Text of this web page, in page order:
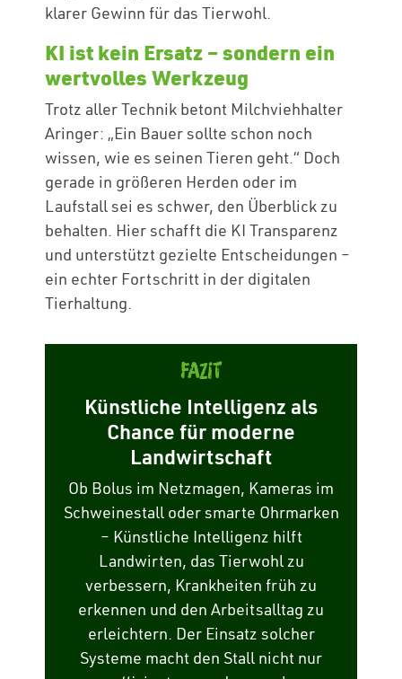
klarer Gewinn für das Tierwohl.
KI ist kein Ersatz – sondern ein
wertvolles Werkzeug
Trotz aller Technik betont Milchviehhalter
Aringer: „Ein Bauer sollte schon noch
wissen, wie es seinen Tieren geht.“ Doch
gerade in größeren Herden oder im
Laufstall sei es schwer, den Überblick zu
behalten. Hier schafft die KI Transparenz
und unterstützt gezielte Entscheidungen –
ein echter Fortschritt in der digitalen
Tierhaltung.
Fazit
Künstliche Intelligenz als
Chance für moderne
Landwirtschaft
Ob Bolus im Netzmagen, Kameras im
Schweinestall oder smarte Ohrmarken
– Künstliche Intelligenz hilft
Landwirten, das Tierwohl zu
verbessern, Krankheiten früh zu
erkennen und den Arbeitsalltag zu
erleichtern. Der Einsatz solcher
Systeme macht den Stall nicht nur